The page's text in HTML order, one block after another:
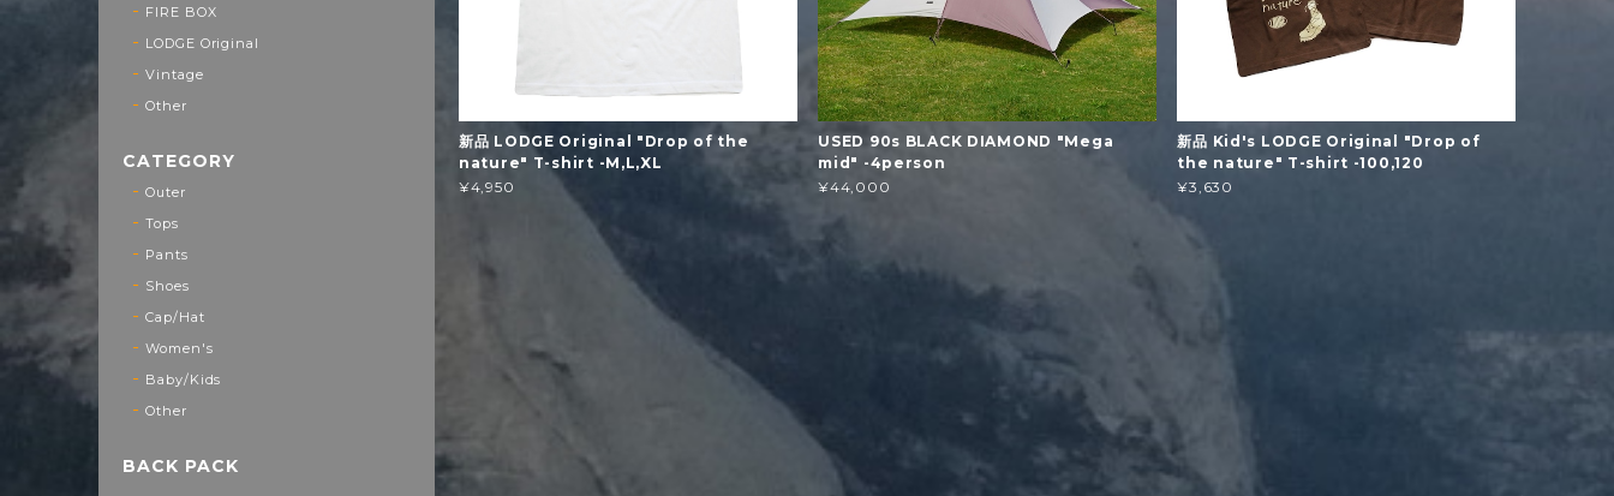
新品 LODGE Original "Drop of the
nature" T-shirt -M,L,XL
¥4,950
USED 90s BLACK DIAMOND "Mega
mid" -4person
¥44,000
新品 Kid's LODGE Original "Drop of
the nature" T-shirt -100,120
¥3,630
FIRE BOX
LODGE Original
Vintage
Other
CATEGORY
Outer
Tops
Pants
Shoes
Cap/Hat
Women's
Baby/Kids
Other
BACK PACK